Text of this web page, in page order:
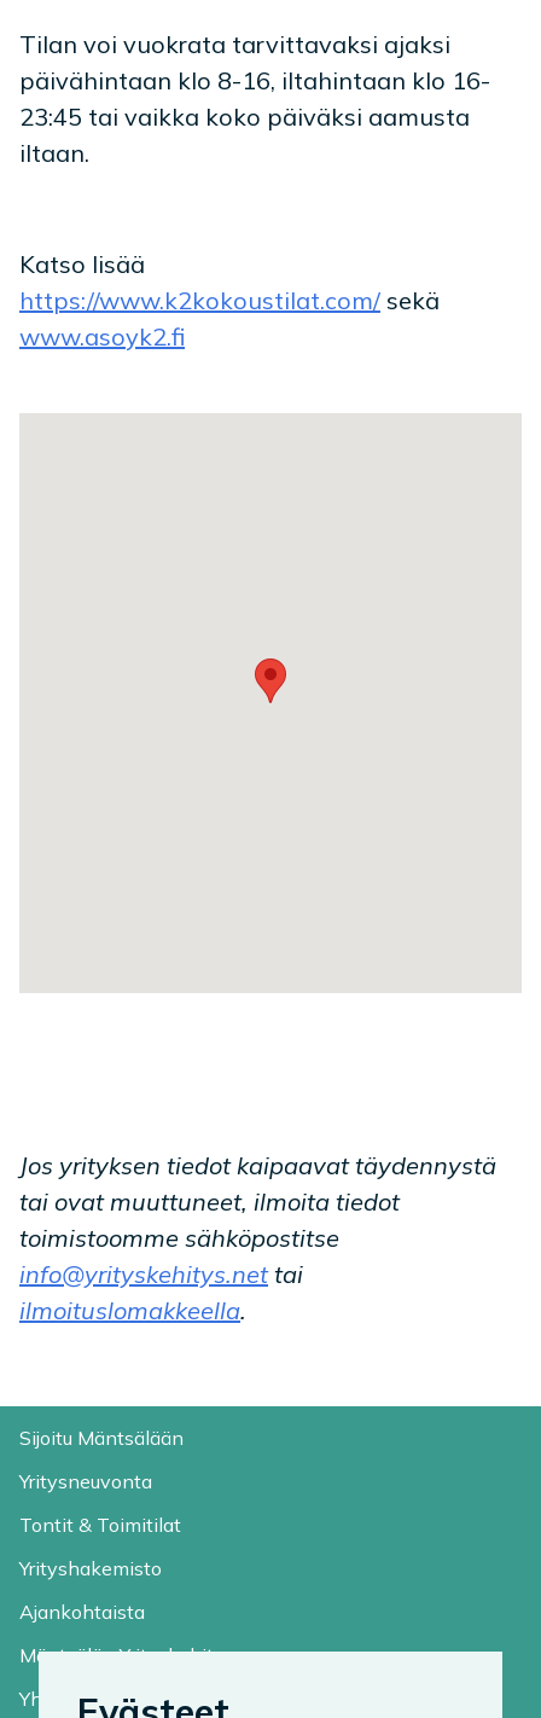
Tilan voi vuokrata tarvittavaksi ajaksi
päivähintaan klo 8-16, iltahintaan klo 16-
23:45 tai vaikka koko päiväksi aamusta
iltaan.
Katso lisää
https://www.k2kokoustilat.com/ sekä
www.asoyk2.fi
Jos yrityksen tiedot kaipaavat täydennystä
tai ovat muuttuneet, ilmoita tiedot
toimistoomme sähköpostitse
info@yrityskehitys.nettai
ilmoituslomakkeella.
Sijoitu Mäntsälään
Yritysneuvonta
Tontit & Toimitilat
Yrityshakemisto
Ajankohtaista
Mäntsälän Yrityskehitys
Yhteystiedot